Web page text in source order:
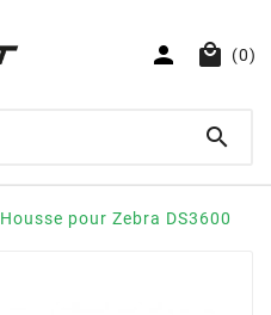
  (0)

Housse pour Zebra DS3600